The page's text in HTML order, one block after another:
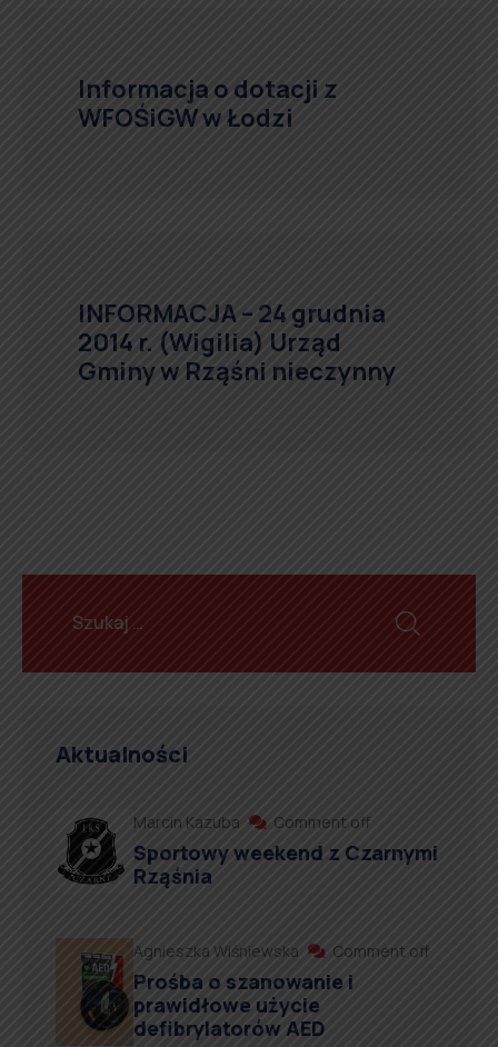
Informacja o dotacji z
WFOŚiGW w Łodzi
INFORMACJA – 24 grudnia
2014 r. (Wigilia) Urząd
Gminy w Rząśni nieczynny
Aktualności
Marcin Kazuba Comment off
Sportowy weekend z Czarnymi
Rząśnia
Agnieszka Wiśniewska Comment off
Prośba o szanowanie i
prawidłowe użycie
defibrylatorów AED